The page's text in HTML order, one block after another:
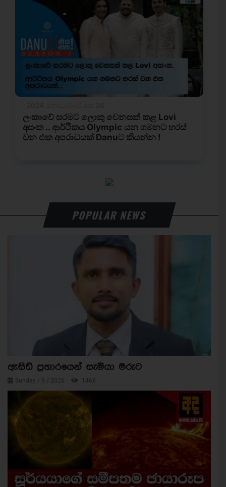
POPULAR NEWS
ඇසිඩ් ප්‍රහාරයෙන් සැමියා මරුට
Sunday / 9 / 2026 1468